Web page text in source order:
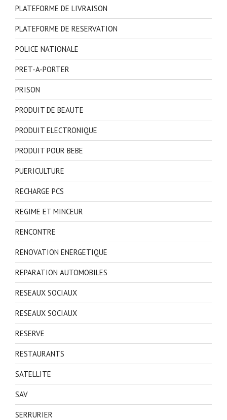
PLATEFORME DE LIVRAISON
PLATEFORME DE RESERVATION
POLICE NATIONALE
PRET-A-PORTER
PRISON
PRODUIT DE BEAUTE
PRODUIT ELECTRONIQUE
PRODUIT POUR BEBE
PUERICULTURE
RECHARGE PCS
REGIME ET MINCEUR
RENCONTRE
RENOVATION ENERGETIQUE
REPARATION AUTOMOBILES
RESEAUX SOCIAUX
RESEAUX SOCIAUX
RESERVE
RESTAURANTS
SATELLITE
SAV
SERRURIER